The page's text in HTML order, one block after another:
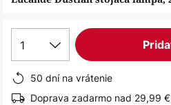
1
50 dní na vrátenie
Doprava zadarmo nad 29,99 €